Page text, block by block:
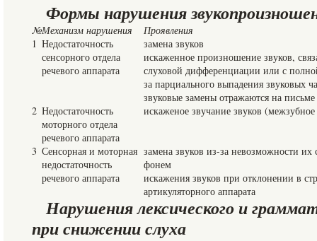
Формы нарушения
№Механизм нарушения
Проявления
1 Недостаточность
сенсорного отдела
речевого аппарата
замена звуков
искаженное произношение звуков,
слуховой дифференциации или с
за парциального выпадения звуковых
звуковые замены отражаются на
2 Недостаточность
моторного отдела
речевого аппарата
искаженое звучание звуков
3 Сенсорная и моторная
недостаточность
речевого аппарата
замена звуков из-за невозможности
фонем
искажения звуков при отклонении в
артикуляторного аппарата
Нарушения лексического и
при снижении слуха